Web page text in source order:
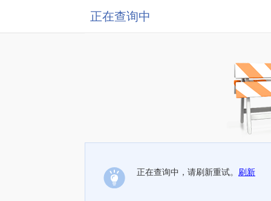
正在查询中
正在查询中，请刷新重试。 刷新